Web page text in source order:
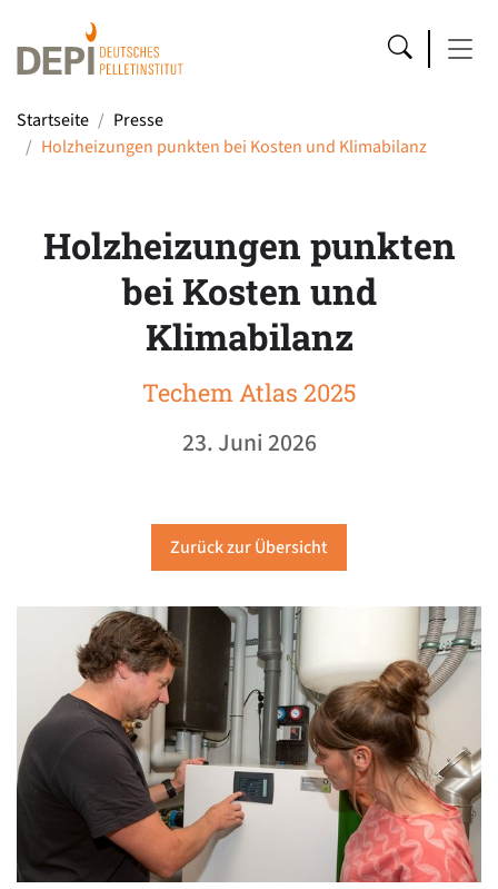
Startseite
Presse
Holzheizungen punkten bei Kosten und Klimabilanz
Holzheizungen punkten
bei Kosten und
Klimabilanz
Techem Atlas 2025
23. Juni 2026
Zurück zur Übersicht